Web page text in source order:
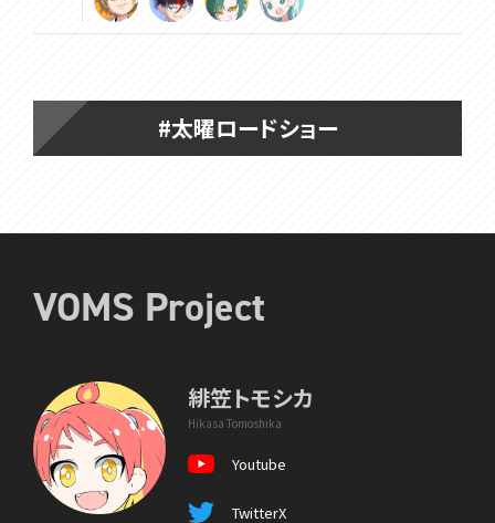
#太曜ロードショー
VOMS Project
緋笠トモシカ
Hikasa Tomoshika
Youtube
TwitterX